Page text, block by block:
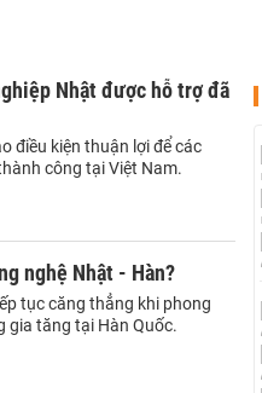
Nhật được hỗ trợ đã
điều kiện thuận lợi để các
công tại Việt Nam.
nghệ Nhật - Hàn?
tục căng thẳng khi phong
gia tăng tại Hàn Quốc.